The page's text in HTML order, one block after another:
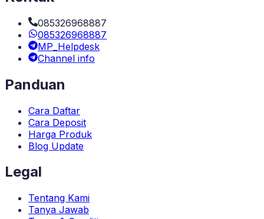
085326968887
085326968887
MP_Helpdesk
Channel info
Panduan
Cara Daftar
Cara Deposit
Harga Produk
Blog Update
Legal
Tentang Kami
Tanya Jawab